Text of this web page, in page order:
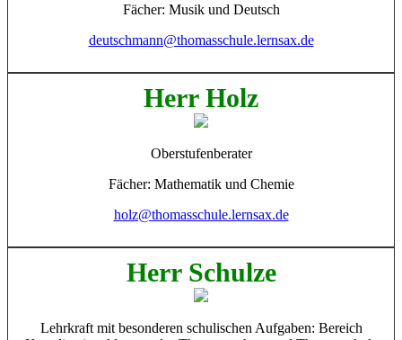
Fächer: Musik und Deutsch
deutschmann@thomasschule.lernsax.de
Herr Holz
Oberstufenberater
Fächer: Mathematik und Chemie
holz@thomasschule.lernsax.de
Herr Schulze
Lehrkraft mit besonderen schulischen Aufgaben: Bereich